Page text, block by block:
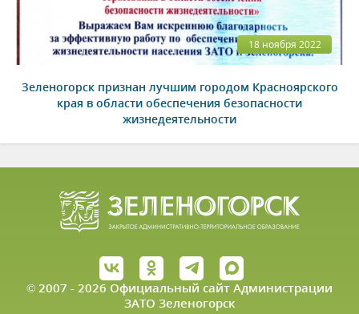
18 ноября 2022
Зеленогорск признан лучшим городом Красноярского
края в области обеспечения безопасности
жизнедеятельности
© 2007 - 2026 Официальный сайт Администрации
ЗАТО Зеленогорск